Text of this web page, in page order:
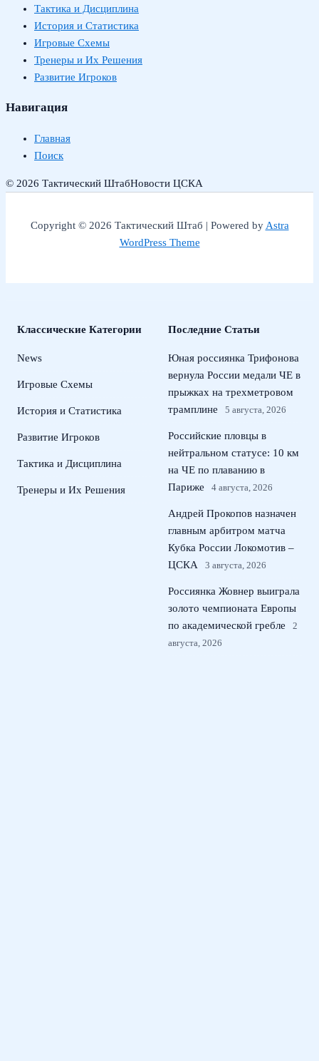
Тактика и Дисциплина
История и Статистика
Игровые Схемы
Тренеры и Их Решения
Развитие Игроков
Навигация
Главная
Поиск
© 2026 Тактический ШтабНовости ЦСКА
Copyright © 2026 Тактический Штаб | Powered byAstra
WordPress Theme
Классические Категории
News
Игровые Схемы
История и Статистика
Развитие Игроков
Тактика и Дисциплина
Тренеры и Их Решения
Последние Статьи
Юная россиянка Трифонова
вернула России медали ЧЕ в
прыжках на трехметровом
трамплине
5 августа, 2026
Российские пловцы в
нейтральном статусе: 10 км
на ЧЕ по плаванию в
Париже
4 августа, 2026
Андрей Прокопов назначен
главным арбитром матча
Кубка России Локомотив –
ЦСКА
3 августа, 2026
Россиянка Жовнер выиграла
золото чемпионата Европы
по академической гребле
2
августа, 2026